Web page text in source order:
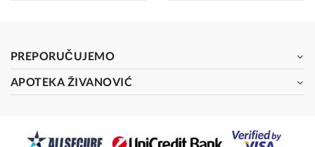
PREPORUČUJEMO
APOTEKA ŽIVANOVIĆ